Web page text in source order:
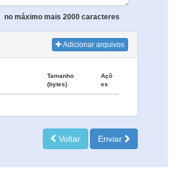
no máximo mais 2000 caracteres
Adicionar arquivos
Tamanho
(bytes)
Açõ
es
Voltar Enviar